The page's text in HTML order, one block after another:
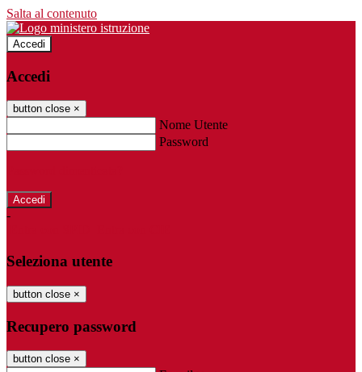
Salta al contenuto
Accedi
Accedi
button close ×
Nome Utente
Password
-
Seleziona utente
button close ×
Recupero password
button close ×